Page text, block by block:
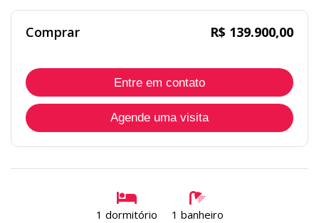
Comprar R$ 139.900,00
Entre em contato
Agende uma visita
1 dormitório 1 banheiro